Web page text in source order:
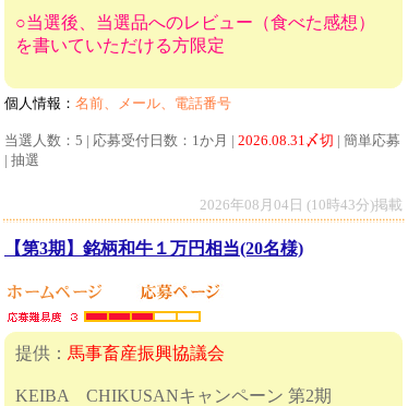
○当選後、当選品へのレビュー（食べた感想）
を書いていただける方限定
個人情報： 名前、メール、電話番号
当選人数：5 | 応募受付日数：1か月 | 2026.08.31〆切 | 簡単応募
| 抽選
2026年08月04日 (10時43分)掲載
【第3期】銘柄和牛１万円相当(20名様)
提供： 馬事畜産振興協議会
KEIBA CHIKUSANキャンペーン 第2期